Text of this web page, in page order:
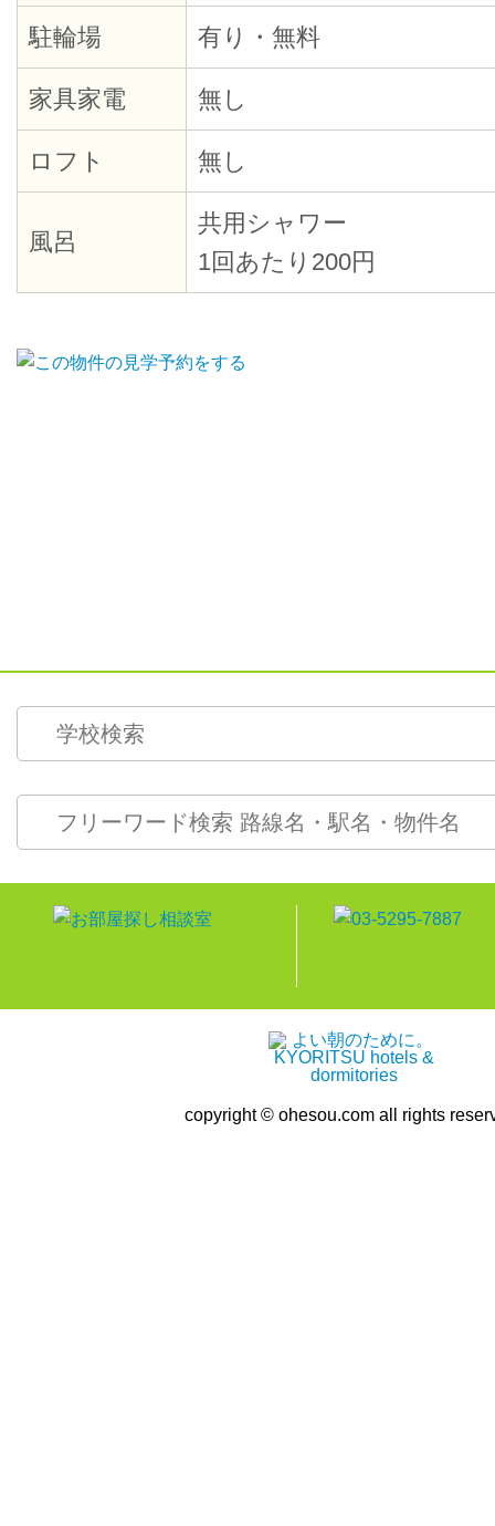
駐輪場 有り・無料
家具家電 無し
ロフト 無し
風呂
共用シャワー
1回あたり200円
copyright © ohesou.com all rights